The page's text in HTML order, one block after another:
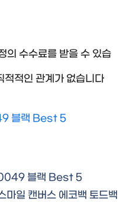
의 수수료를 받을 수 있습
적적인 관계가 없습니다
블랙 Best 5
0049 블랙 Best 5
마일 캔버스 에코백 토드백